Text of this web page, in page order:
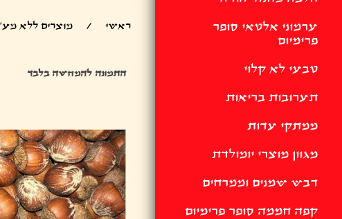
ערמוני אלטאי סופר
פרימיום
טבעי לא קלוי
תערובות בריאות
ממתקי עדות
מגוון מוצרי יומולדת
דבש שמנים וממרחים
קפה חממה סופר פרימיום
ראשי / מוצרים ללא
התמונה להמחשה בלבד